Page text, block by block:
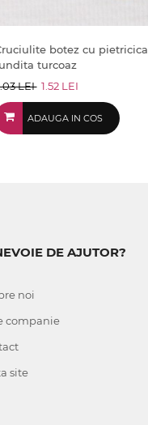
botez cu
turcoaz
LEI 1.52 LEI
ADAUGA IN COS
DE AJUTOR?
noi
companie
site